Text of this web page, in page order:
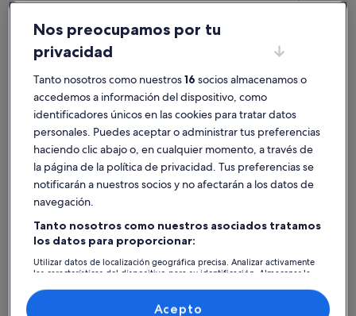
Más información sobre Fully equipped studio with
Fully equipped studio with swimming
pool, gym and large green spaces.
2 huéspedes · 1 habitación · 1 baño
Más
Alojamientos mejor valorados -
Real Club de Golf de Cerdaña
Más información sobre Estudio al pie de las pistas en
Más
Nos preocupamos por tu
privacidad
Tanto nosotros como nuestros16 socios almacenamos o
accedemos a información del dispositivo, como
identificadores únicos en las cookies para tratar datos
personales. Puedes aceptar o administrar tus preferencias
haciendo clic abajo o, en cualquier momento, a través de
la página de la política de privacidad. Tus preferencias se
notificarán a nuestros socios y no afectarán a los datos de
navegación.
Tanto nosotros como nuestros asociados tratamos
los datos para proporcionar:
Utilizar datos de localización geográfica precisa. Analizar activamente
las características del dispositivo para su identificación. Almacenar la
contenido personalizados, medición de publicidad y contenido,
investigación de audiencia y desarrollo de servicios.
Acepto